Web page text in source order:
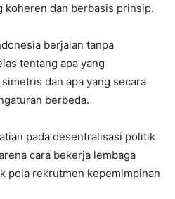
koheren dan berbasis prinsip.
berjalan tanpa
tentang apa yang
dan apa yang secara
berbeda.
pada desentralisasi politik
cara bekerja lembaga
pola rekrutmen kepemimpinan